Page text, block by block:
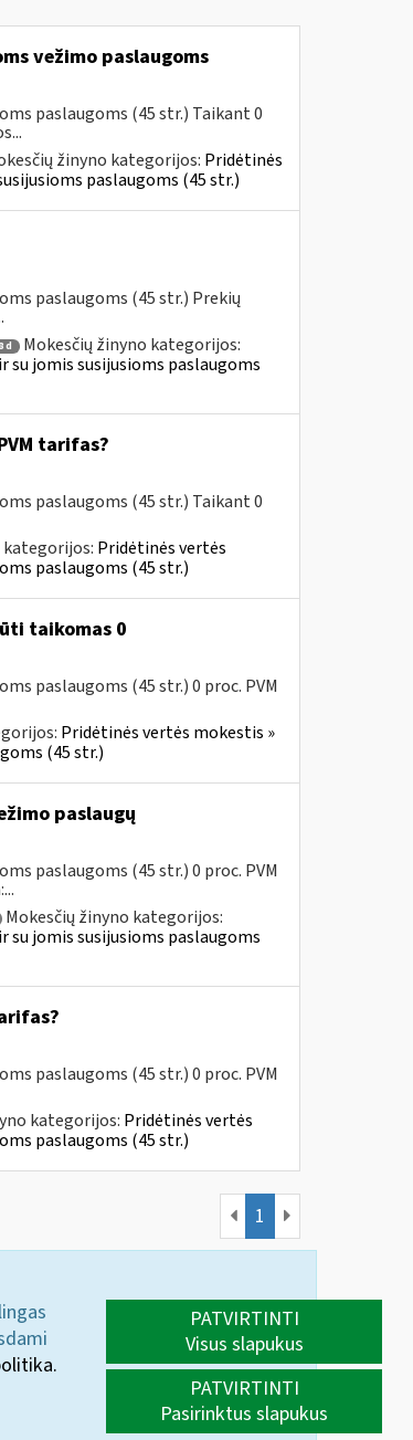
vežimo paslaugoms
paslaugoms (45 str.) Taikant 0
žinyno kategorijos: Pridėtinės
paslaugoms (45 str.)
paslaugoms (45 str.) Prekių
d
Mokesčių žinyno kategorijos:
su jomis susijusioms paslaugoms
tarifas?
paslaugoms (45 str.) Taikant 0
kategorijos: Pridėtinės vertės
paslaugoms (45 str.)
taikomas 0
paslaugoms (45 str.) 0 proc. PVM
Pridėtinės vertės mokestis »
(45 str.)
paslaugų
paslaugoms (45 str.) 0 proc. PVM
Mokesčių žinyno kategorijos:
su jomis susijusioms paslaugoms
paslaugoms (45 str.) 0 proc. PVM
kategorijos: Pridėtinės vertės
paslaugoms (45 str.)
1
PATVIRTINTI
Visus slapukus
PATVIRTINTI
Pasirinktus slapukus